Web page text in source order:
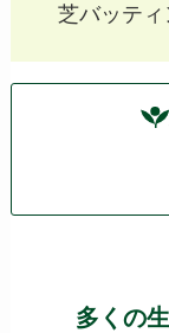
芝バッティ
多くの